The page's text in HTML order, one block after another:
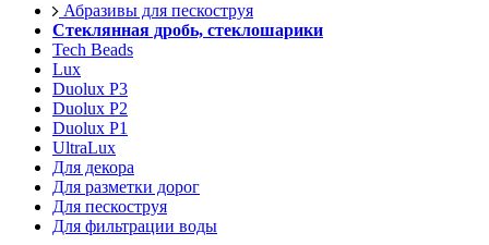
Абразивы для пескоструя
Стеклянная дробь, стеклошарики
Tech Beads
Lux
Duolux P3
Duolux P2
Duolux P1
UltraLux
Для декора
Для разметки дорог
Для пескоструя
Для фильтрации воды